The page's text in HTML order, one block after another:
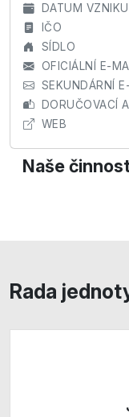
DATUM VZNIKU
IČO
SÍDLO
OFICIÁLNÍ E-
SEKUNDÁRNÍ
DORUČOVACÍ
WEB
Naše
Rada